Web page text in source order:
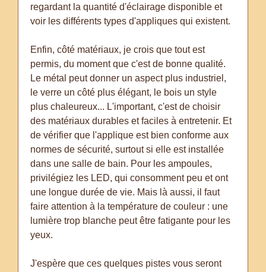
regardant la quantité d'éclairage disponible et
voir les différents types d'appliques qui existent.
Enfin, côté matériaux, je crois que tout est
permis, du moment que c'est de bonne qualité.
Le métal peut donner un aspect plus industriel,
le verre un côté plus élégant, le bois un style
plus chaleureux... L'important, c'est de choisir
des matériaux durables et faciles à entretenir. Et
de vérifier que l'applique est bien conforme aux
normes de sécurité, surtout si elle est installée
dans une salle de bain. Pour les ampoules,
privilégiez les LED, qui consomment peu et ont
une longue durée de vie. Mais là aussi, il faut
faire attention à la température de couleur : une
lumière trop blanche peut être fatigante pour les
yeux.
J'espère que ces quelques pistes vous seront